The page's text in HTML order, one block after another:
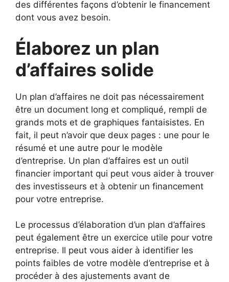
des différentes façons d’obtenir le financement
dont vous avez besoin.
Élaborez un plan
d’affaires solide
Un plan d’affaires ne doit pas nécessairement
être un document long et compliqué, rempli de
grands mots et de graphiques fantaisistes. En
fait, il peut n’avoir que deux pages : une pour le
résumé et une autre pour le modèle
d’entreprise. Un plan d’affaires est un outil
financier important qui peut vous aider à trouver
des investisseurs et à obtenir un financement
pour votre entreprise.
Le processus d’élaboration d’un plan d’affaires
peut également être un exercice utile pour votre
entreprise. Il peut vous aider à identifier les
points faibles de votre modèle d’entreprise et à
procéder à des ajustements avant de